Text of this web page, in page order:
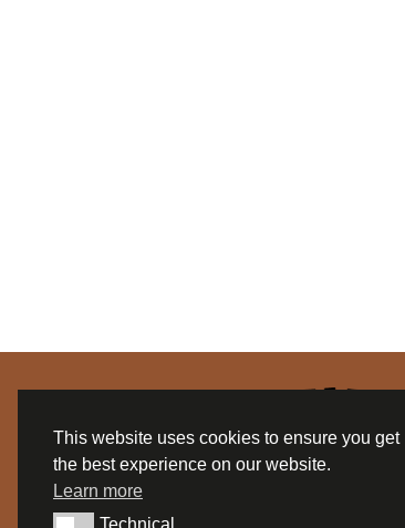
This website uses cookies to ensure you get
the best experience on our website.
Learn more
TechnicalTechnical